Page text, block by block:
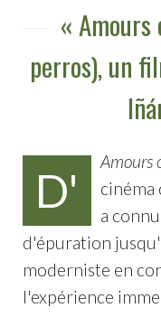
« Amours
perros), un
D'
Amours
cinéma
a
d'épuration
moderniste en
l'expérience